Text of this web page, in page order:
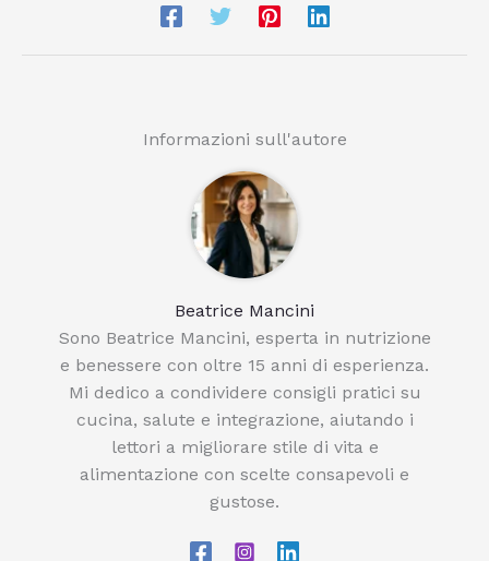
Informazioni sull'autore
Beatrice Mancini
Sono Beatrice Mancini, esperta in nutrizione
e benessere con oltre 15 anni di esperienza.
Mi dedico a condividere consigli pratici su
cucina, salute e integrazione, aiutando i
lettori a migliorare stile di vita e
alimentazione con scelte consapevoli e
gustose.